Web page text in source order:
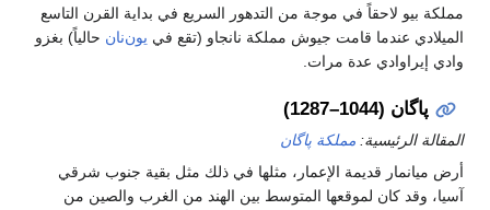
مملكة بيو لاحقاً في موجة من التدهور السريع في بداية القرن التاسع
الميلادي عندما قامت جيوش مملكة نانجاو (تقع في يون‌نان حالياً) بغزو
وادي إيراوادي عدة مرات.
پاگان (1044–1287)
المقالة الرئيسية: مملكة پاگان
أرض ميانمار قديمة الإعمار، مثلها في ذلك مثل بقية جنوب شرقي
آسيا، وقد كان لموقعها المتوسط بين الهند من الغرب والصين من